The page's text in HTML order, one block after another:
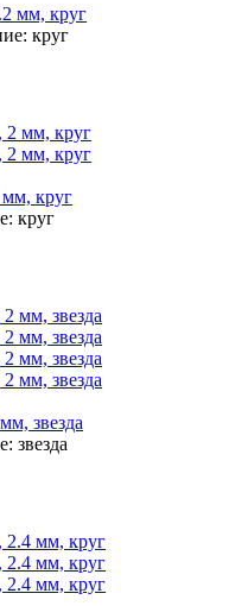
мм, круг
круг
мм, круг
круг
звезда
звезда